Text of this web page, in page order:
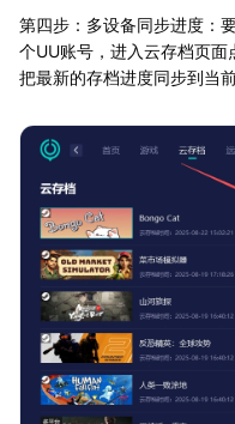
第四步：多设备同步进度：
个UU账号，进入云存档页面
把最新的存档进度同步到当前